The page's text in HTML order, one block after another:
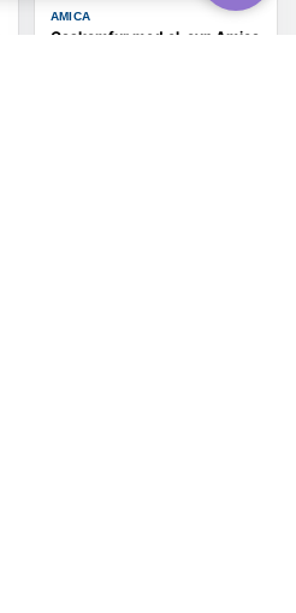
AMICA
Gaskomfur med el-ovn Amica